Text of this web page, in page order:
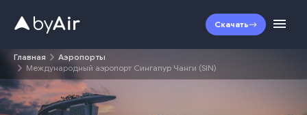
Скачать
Главная
Аэропорты
Международный аэропорт Сингапур Чанги (SIN)